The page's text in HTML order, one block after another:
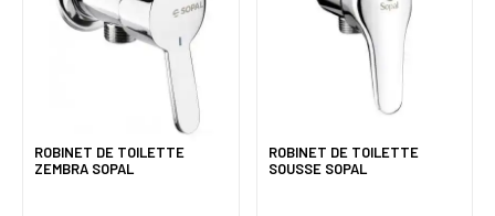
ROBINET DE TOILETTE
ZEMBRA SOPAL
ROBINET DE TOILETTE
SOUSSE SOPAL